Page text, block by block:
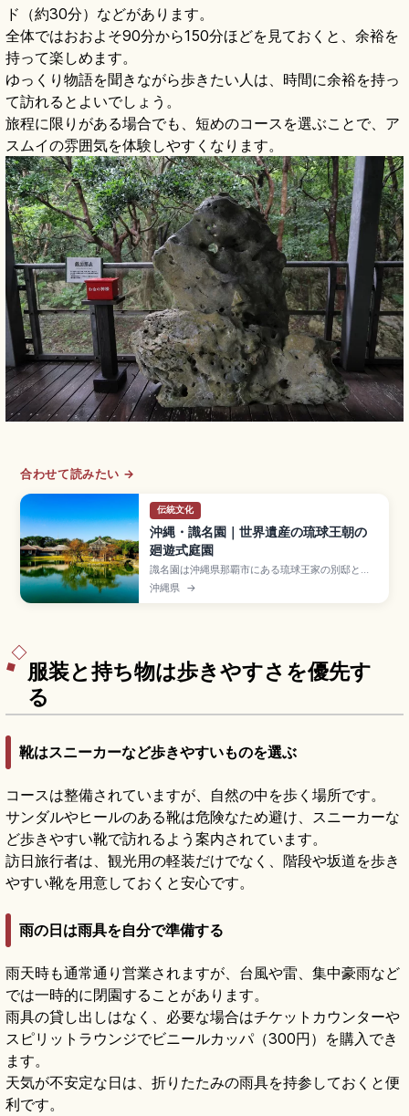
ド（約30分）などがあります。
全体ではおおよそ90分から150分ほどを見ておくと、余裕を
持って楽しめます。
ゆっくり物語を聞きながら歩きたい人は、時間に余裕を持っ
て訪れるとよいでしょう。
旅程に限りがある場合でも、短めのコースを選ぶことで、ア
スムイの雰囲気を体験しやすくなります。
合わせて読みたい →
伝統文化
沖縄・識名園｜世界遺産の琉球王朝の
廻遊式庭園
識名園は沖縄県那覇市にある琉球王家の別邸とし
て1799年に造営された廻遊式庭園で、世界遺産
「琉球王国のグスク及び関連遺産群」の構成資
沖縄県 →
服装と持ち物は歩きやすさを優先す
る
靴はスニーカーなど歩きやすいものを選ぶ
コースは整備されていますが、自然の中を歩く場所です。
サンダルやヒールのある靴は危険なため避け、スニーカーな
ど歩きやすい靴で訪れるよう案内されています。
訪日旅行者は、観光用の軽装だけでなく、階段や坂道を歩き
やすい靴を用意しておくと安心です。
雨の日は雨具を自分で準備する
雨天時も通常通り営業されますが、台風や雷、集中豪雨など
では一時的に閉園することがあります。
雨具の貸し出しはなく、必要な場合はチケットカウンターや
スピリットラウンジでビニールカッパ（300円）を購入でき
ます。
天気が不安定な日は、折りたたみの雨具を持参しておくと便
利です。